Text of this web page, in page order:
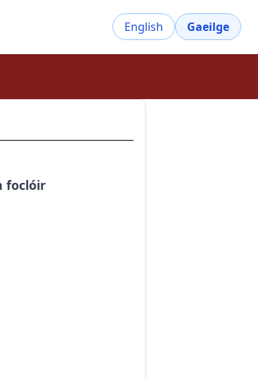
English Gaeilge
foclóir